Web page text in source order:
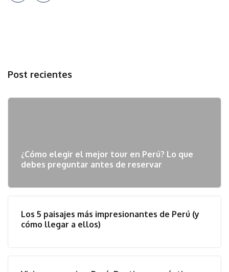
Post recientes
¿Cómo elegir el mejor tour en Perú? Lo que
debes preguntar antes de reservar
Los 5 paisajes más impresionantes de Perú (y
cómo llegar a ellos)